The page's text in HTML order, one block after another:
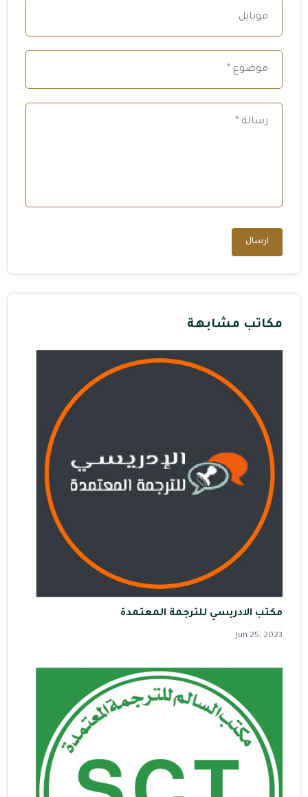
ارسال
مكاتب مشابهة
مكتب الادريسي للترجمة المعتمدة
Jun 25, 2023